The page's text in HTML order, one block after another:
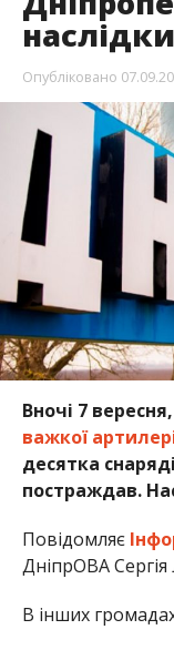
Опубліковано
Вночі 7
важкої
десятка
постраждав.
Повідомляє
ДніпрОВА Сергія
В інших